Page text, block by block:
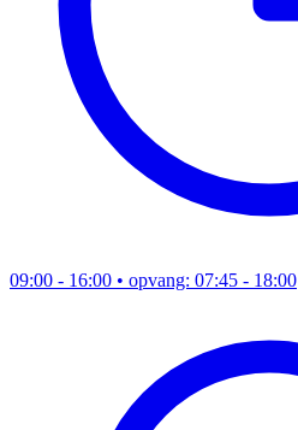
09:00 - 16:00 • opvang: 07:45 - 18:00